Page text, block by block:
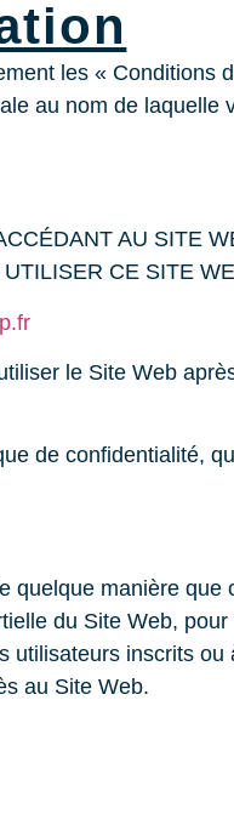
les « Conditions
au nom de laquelle
AU SITE
CE SITE
le Site Web
de confidentialité,
quelque manière que
du Site Web,
utilisateurs inscrits ou
au Site Web.